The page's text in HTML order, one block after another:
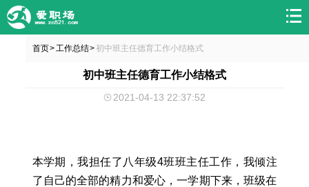
首页> 工作总结> 初中班主任德育工作小结格式
初中班主任德育工作小结格式
2021-04-13 22:37:52
本学期，我担任了八年级4班班主任工作，我倾注
了自己的全部的精力和爱心，一学期下来，班级在